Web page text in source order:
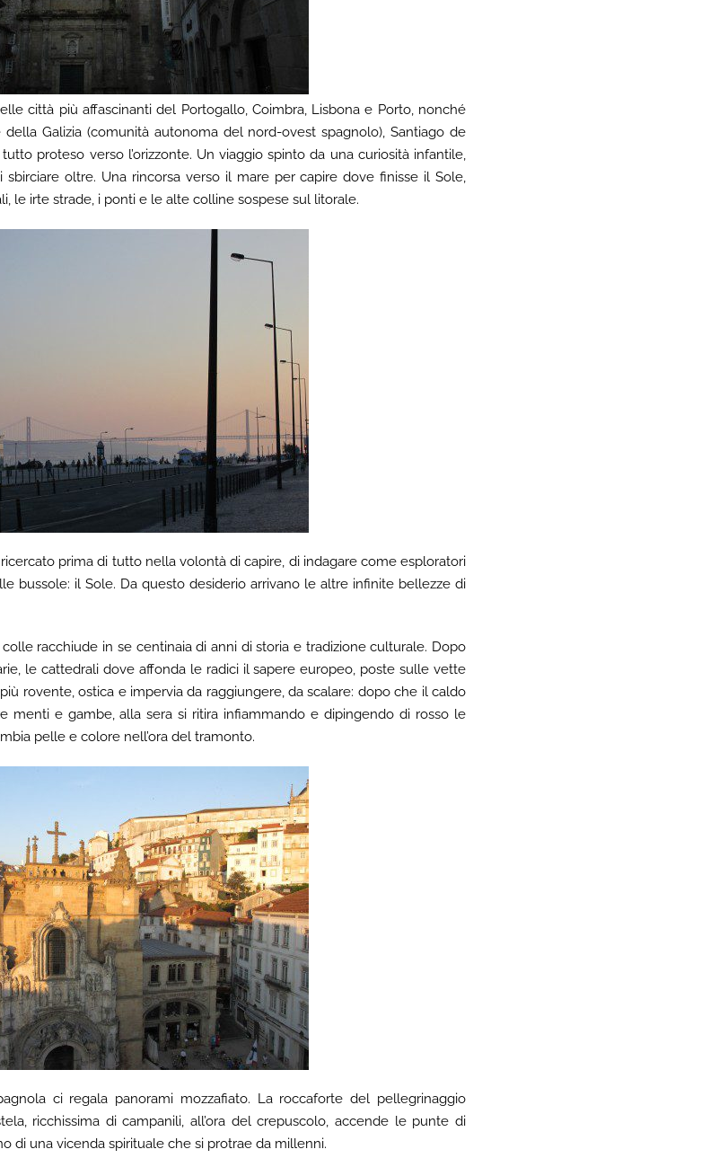
città più affascinanti del Portogallo, Coimbra, Lisbona e Porto, nonché
Galizia (comunità autonoma del nord-ovest spagnolo), Santiago de
proteso verso l’orizzonte. Un viaggio spinto da una curiosità infantile,
oltre. Una rincorsa verso il mare per capire dove finisse il Sole,
le irte strade, i ponti e le alte colline sospese sul litorale.
prima di tutto nella volontà di capire, di indagare come esploratori
bussole: il Sole. Da questo desiderio arrivano le altre infinite bellezze di
racchiude in se centinaia di anni di storia e tradizione culturale. Dopo
le cattedrali dove affonda le radici il sapere europeo, poste sulle vette
rovente, ostica e impervia da raggiungere, da scalare: dopo che il caldo
menti e gambe, alla sera si ritira infiammando e dipingendo di rosso le
pelle e colore nell’ora del tramonto.
ci regala panorami mozzafiato. La roccaforte del pellegrinaggio
ricchissima di campanili, all’ora del crepuscolo, accende le punte di
di una vicenda spirituale che si protrae da millenni.